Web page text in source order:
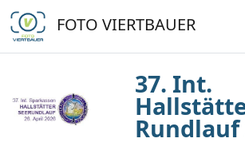
FOTO VIERTBAUER
37. Int.
Rundlauf